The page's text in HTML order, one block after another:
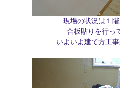
現場の状況は１
合板貼りを行っ
いよいよ建て方工事